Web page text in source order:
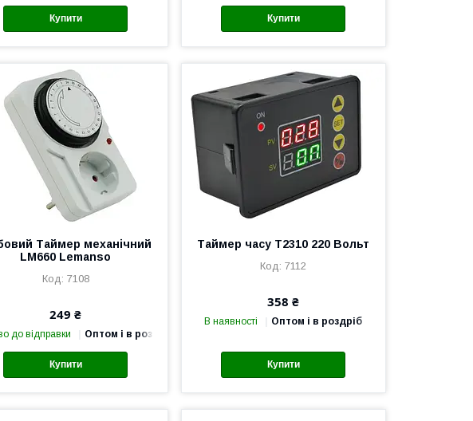
Купити Купити
Таймер механічний
LM660 Lemanso
7108
249 ₴
до відправки Оптом і в роздріб
Купити
Таймер часу T2310 220 Вольт
7112
358 ₴
В наявності Оптом і в роздріб
Купити